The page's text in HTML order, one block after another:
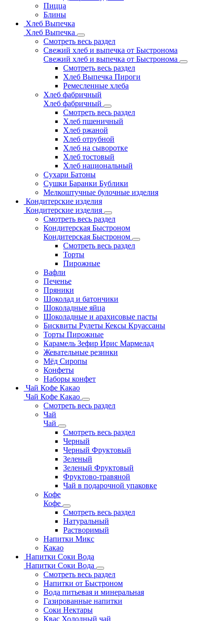
Пицца
Блины
Хлеб Выпечка
Хлеб Выпечка
Смотреть весь раздел
Свежий хлеб и выпечка от Быстронома
Свежий хлеб и выпечка от Быстронома
Смотреть весь раздел
Хлеб Выпечка Пироги
Ремесленные хлеба
Хлеб фабричный
Хлеб фабричный
Смотреть весь раздел
Хлеб пшеничный
Хлеб ржаной
Хлеб отрубной
Хлеб на сыворотке
Хлеб тостовый
Хлеб национальный
Сухари Батоны
Сушки Баранки Бублики
Мелкоштучные булочные изделия
Кондитерские изделия
Кондитерские изделия
Смотреть весь раздел
Кондитерская Быстроном
Кондитерская Быстроном
Смотреть весь раздел
Торты
Пирожные
Вафли
Печенье
Пряники
Шоколад и батончики
Шоколадные яйца
Шоколадные и арахисовые пасты
Бисквиты Рулеты Кексы Круассаны
Торты Пирожные
Карамель Зефир Ирис Мармелад
Жевательные резинки
Мёд Сиропы
Конфеты
Наборы конфет
Чай Кофе Какао
Чай Кофе Какао
Смотреть весь раздел
Чай
Чай
Смотреть весь раздел
Черный
Черный Фруктовый
Зеленый
Зеленый Фруктовый
Фруктово-травяной
Чай в подарочной упаковке
Кофе
Кофе
Смотреть весь раздел
Натуральный
Растворимый
Напитки Микс
Какао
Напитки Соки Вода
Напитки Соки Вода
Смотреть весь раздел
Напитки от Быстроном
Вода питьевая и минеральная
Газированные напитки
Соки Нектары
Квас Холодный чай